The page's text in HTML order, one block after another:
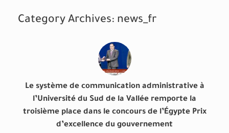
Category Archives: news_fr
Le système de communication administrative à
l’Université du Sud de la Vallée remporte la
troisième place dans le concours de l’Égypte Prix
d’excellence du gouvernement